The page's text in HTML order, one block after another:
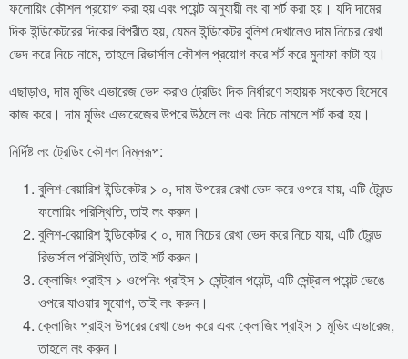
ফলোয়িং কৌশল প্রয়োগ করা হয় এবং পয়েন্ট অনুযায়ী লং বা শর্ট করা হয়। যদি দামের
দিক ইন্ডিকেটরের দিকের বিপরীত হয়, যেমন ইন্ডিকেটর বুলিশ দেখালেও দাম নিচের রেখা
ভেদ করে নিচে নামে, তাহলে রিভার্সাল কৌশল প্রয়োগ করে শর্ট করে মুনাফা কাটা হয়।
এছাড়াও, দাম মুভিং এভারেজ ভেদ করাও ট্রেডিং দিক নির্ধারণে সহায়ক সংকেত হিসেবে
কাজ করে। দাম মুভিং এভারেজের উপরে উঠলে লং এবং নিচে নামলে শর্ট করা হয়।
নির্দিষ্ট লং ট্রেডিং কৌশল নিম্নরূপ:
বুলিশ-বেয়ারিশ ইন্ডিকেটর > ০, দাম উপরের রেখা ভেদ করে ওপরে যায়, এটি ট্রেন্ড
ফলোয়িং পরিস্থিতি, তাই লং করুন।
বুলিশ-বেয়ারিশ ইন্ডিকেটর < ০, দাম নিচের রেখা ভেদ করে নিচে যায়, এটি ট্রেন্ড
রিভার্সাল পরিস্থিতি, তাই শর্ট করুন।
ক্লোজিং প্রাইস > ওপেনিং প্রাইস > সেন্ট্রাল পয়েন্ট, এটি সেন্ট্রাল পয়েন্ট ভেঙে
ওপরে যাওয়ার সুযোগ, তাই লং করুন।
ক্লোজিং প্রাইস উপরের রেখা ভেদ করে এবং ক্লোজিং প্রাইস > মুভিং এভারেজ,
তাহলে লং করুন।